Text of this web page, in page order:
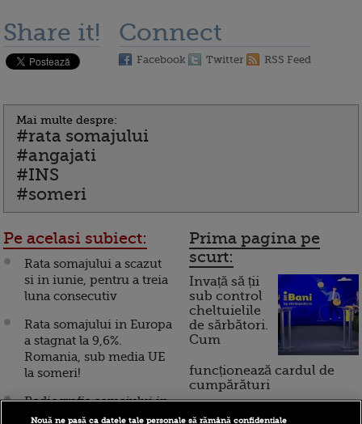
Share it! Connect
Facebook Twitter RSS Feed
Mai multe despre:
#rata somajului
#angajati
#INS
#someri
Pe acelasi subiect:
Rata somajului a scazut
si in iunie, pentru a treia
luna consecutiv
Rata somajului in Europa
a stagnat la 9,6%.
Romania, sub media UE
la someri!
Radiografia somajului in
Romania! Vezi daca
Prima pagina pe
scurt:
Invață să ții
sub control
cheltuielile
de sărbători.
Cum
funcționează cardul de
cumpărături
Nouă ne pasă ca datele tale personale să rămână confidențiale